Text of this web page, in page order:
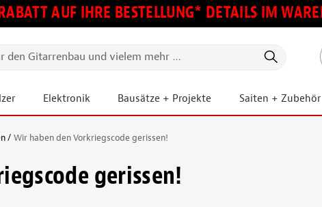
AUF IHRE BESTELLUNG* DETAILS IM
Elektronik Bausätze + Projekte Saiten + Zubehör
Wir haben den Vorkriegscode gerissen!
gerissen!